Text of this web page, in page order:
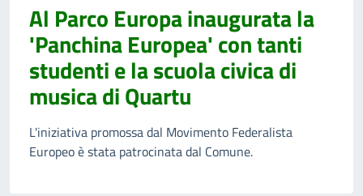
Al Parco Europa inaugurata la
'Panchina Europea' con tanti
studenti e la scuola civica di
musica di Quartu
L'iniziativa promossa dal Movimento Federalista
Europeo è stata patrocinata dal Comune.